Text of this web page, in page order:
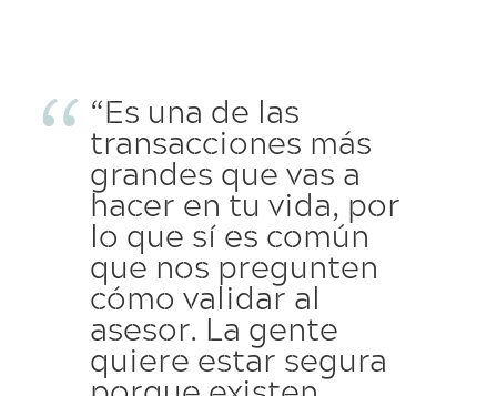
“Es una de las
transacciones más
grandes que vas a
hacer en tu vida, por
lo que sí es común
que nos pregunten
cómo validar al
asesor. La gente
quiere estar segura